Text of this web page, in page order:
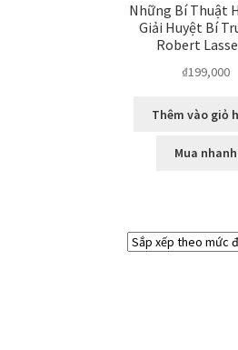
Những Bí Thuật
Giải Huyệt Bí
Robert
₫199,000
Thêm vào giỏ
Mua nhanh